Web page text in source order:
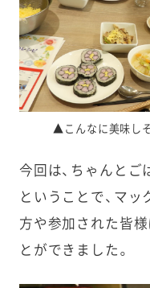
▲こんなに美味し
今回は、ちゃんとご
ということで、マ
方や参加された皆
とができました。